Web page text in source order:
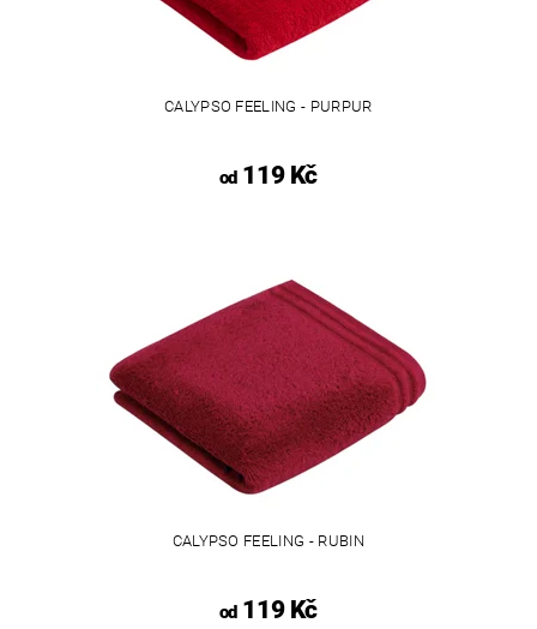
CALYPSO FEELING - PURPUR
od119 Kč
CALYPSO FEELING - RUBIN
od119 Kč